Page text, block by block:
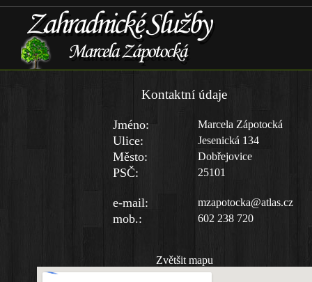
Kontaktní údaje
Jméno: Marcela Zápotocká
Ulice: Jesenická 134
Město: Dobřejovice
PSČ: 25101
e-mail: mzapotocka@atlas.cz
mob.: 602 238 720
Zvětšit mapu